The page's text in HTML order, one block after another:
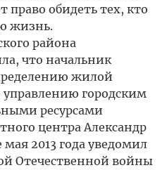
обидеть тех, кто
жизнь.
района
что начальник
жилой
городским
ресурсами
центра Александр
2013 года уведомил
Отечественной войны